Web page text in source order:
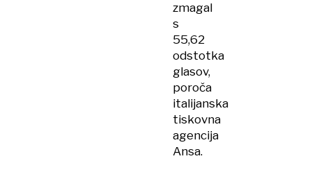
zmagal
s
55,62
odstotka
glasov,
poroča
italijanska
tiskovna
agencija
Ansa.